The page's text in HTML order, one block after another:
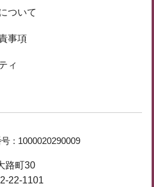
ついて
事項
ィ
： 1000020290009
路町30
22-1101